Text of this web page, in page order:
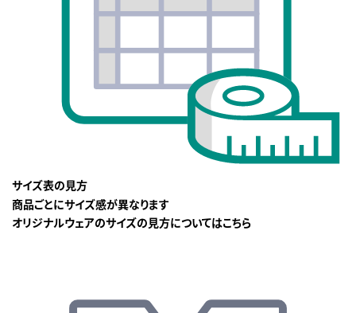
サイズ表の見方
商品ごとにサイズ感が異なります
オリジナルウェアのサイズの見方についてはこちら